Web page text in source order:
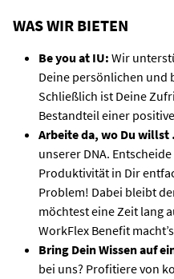
WAS WIR BIETEN
Be you at IU: Wir
Deine persönlichen und
Schließlich ist Deine
Bestandteil einer
Arbeite da, wo Du
unserer DNA.
Produktivität in Dir
Problem! Dabei bleibt
möchtest eine Zeit lang
WorkFlex Benefit
Bring Dein Wissen auf
bei uns? Profitiere von